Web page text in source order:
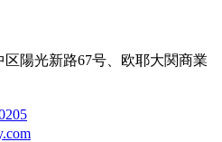
陽光新路67号、欧耶大関商業